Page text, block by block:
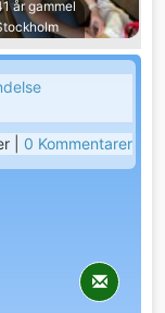
år gammel
| 0 Kommentarer